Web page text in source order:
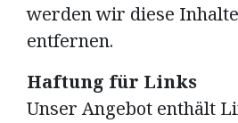
werden wir diese
entfernen.
Haftung für Links
Unser Angebot enthält